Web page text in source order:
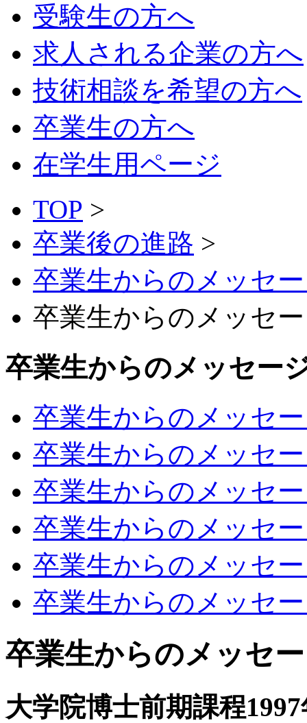
受験生の方へ
求人される企業の方へ
技術相談を希望の方へ
卒業生の方へ
在学生用ページ
TOP >
卒業後の進路 >
卒業生からのメッセ
卒業生からのメッセ
卒業生からのメッセー
卒業生からのメッセ
卒業生からのメッセ
卒業生からのメッセ
卒業生からのメッセ
卒業生からのメッセ
卒業生からのメッセ
卒業生からのメッセ
大学院博士前期課程